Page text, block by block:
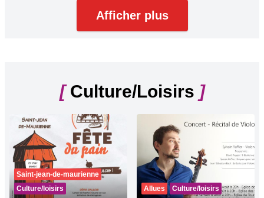
Afficher plus
[Culture/Loisirs ]
Saint-jean-de-maurienne
Culture/loisirs
Allues Culture/loisirs